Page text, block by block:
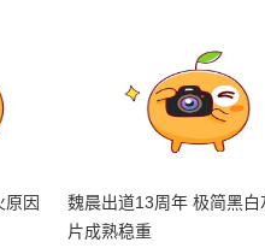
原因
魏晨出道13周年 极简黑白
片成熟稳重